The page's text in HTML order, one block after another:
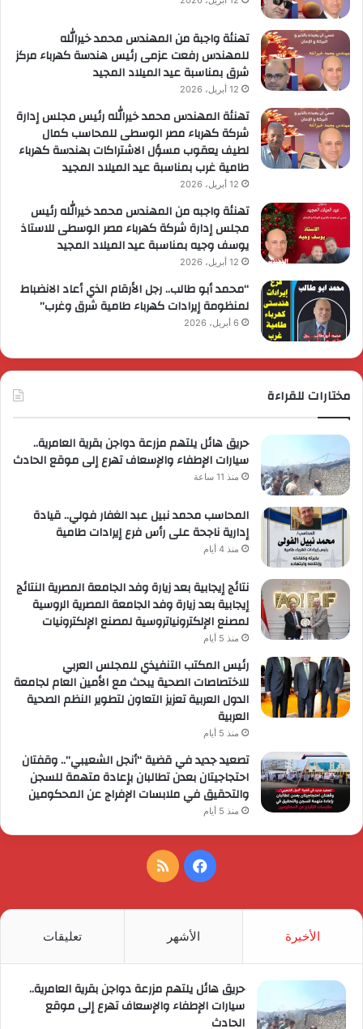
تهنئة واجبة من المهندس محمد خيرالله
للمهندس رفعت عزمى رئيس هندسة كهرباء مركز
شرق بمناسبة عيد الميلاد المجيد
12 أبريل، 2026
تهنئة المهندس محمد خيرالله رئيس مجلس إدارة
شركة كهرباء مصر الوسطى للمحاسب كمال
لطيف يعقوب مسؤل الاشتراكات بهندسة كهرباء
طامية غرب بمناسبة عيد الميلاد المجيد
12 أبريل، 2026
تهنئة واجبه من المهندس محمد خيرالله رئيس
مجلس إدارة شركة كهرباء مصر الوسطى للاستاذ
يوسف وجيه بمناسبة عيد الميلاد المجيد
12 أبريل، 2026
“محمد أبو طالب.. رجل الأرقام الذي أعاد الانضباط
لمنظومة إيرادات كهرباء طامية شرق وغرب”
6 أبريل، 2026
مختارات للقراءة
حريق هائل يلتهم مزرعة دواجن بقرية العامرية..
سيارات الإطفاء والإسعاف تهرع إلى موقع الحادث
منذ 11 ساعة
المحاسب محمد نبيل عبد الغفار فولي.. قيادة
إدارية ناجحة على رأس فرع إيرادات طامية
منذ 4 أيام
نتائج إيجابية بعد زيارة وفد الجامعة المصرية النتائج
إيجابية بعد زيارة وفد الجامعة المصرية الروسية
لمصنع الإلكترونياتروسية لمصنع الإلكترونيات
منذ 5 أيام
رئيس المكتب التنفيذي للمجلس العربي
للاختصاصات الصحية يبحث مع الأمين العام لجامعة
الدول العربية تعزيز التعاون لتطوير النظم الصحية
العربية
منذ 5 أيام
تصعيد جديد في قضية “أنجل الشعيبي”.. وقفتان
احتجاجيتان بعدن تطالبان بإعادة متهمة للسجن
والتحقيق في ملابسات الإفراج عن المحكومين
منذ 5 أيام
فيسبوكملخص
الأخيرة الأشهر تعليقات
حريق هائل يلتهم مزرعة دواجن بقرية العامرية..
سيارات الإطفاء والإسعاف تهرع إلى موقع
الحادث